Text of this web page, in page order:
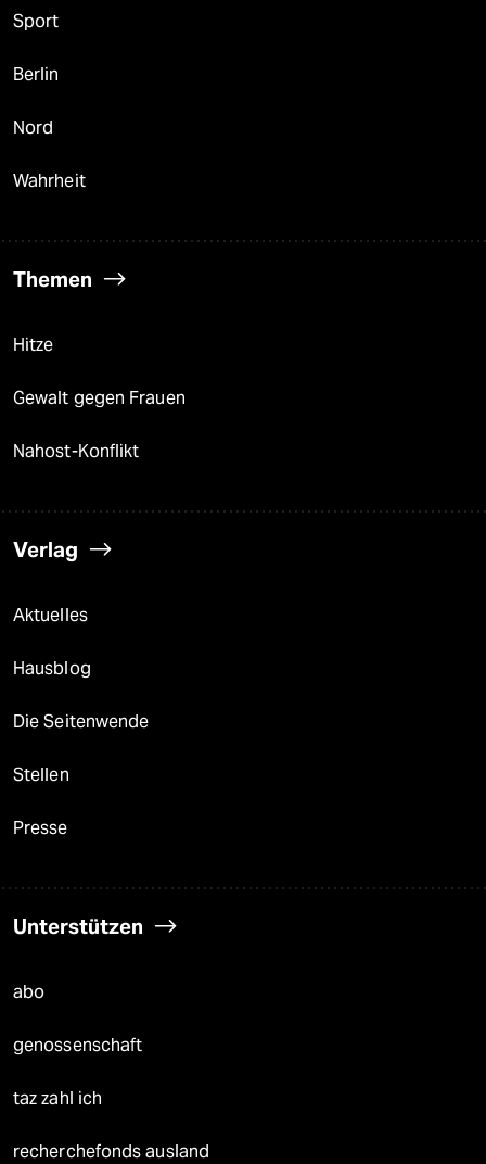
Sport
Berlin
Nord
Wahrheit
Themen
Hitze
Gewalt gegen Frauen
Nahost-Konflikt
Verlag
Aktuelles
Hausblog
Die Seitenwende
Stellen
Presse
Unterstützen
abo
genossenschaft
taz zahl ich
recherchefonds ausland